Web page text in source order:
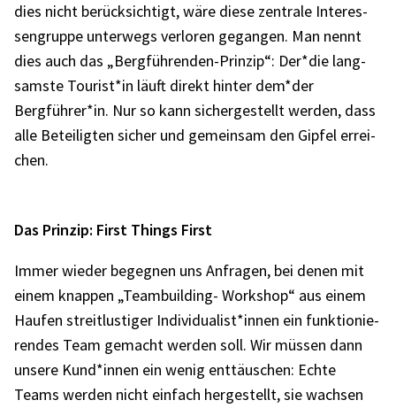
dies nicht berück­sich­tigt, wäre diese zentrale Inter­es­
sen­gruppe unter­wegs verlo­ren gegan­gen. Man nennt
dies auch das „Berg­füh­ren­den-Prin­zip“: Der*die lang­
samste Tourist*in läuft direkt hinter dem*der
Bergführer*in. Nur so kann sicher­ge­stellt werden, dass
alle Betei­lig­ten sicher und gemein­sam den Gipfel errei­
chen.
Das Prin­zip: First Things First
Immer wieder begeg­nen uns Anfra­gen, bei denen mit
einem knap­pen „Team­buil­ding- Work­shop“ aus einem
Haufen streit­lus­ti­ger Individualist*innen ein funk­tio­nie­
ren­des Team gemacht werden soll. Wir müssen dann
unsere Kund*innen ein wenig enttäu­schen: Echte
Teams werden nicht einfach herge­stellt, sie wach­sen